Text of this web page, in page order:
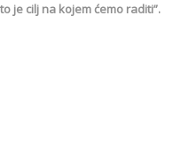
je cilj na kojem ćemo raditi”.